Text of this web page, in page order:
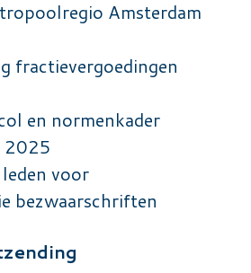
Amsterdam
fractievergoedingen
en normenkader
2025
voor
bezwaarschriften